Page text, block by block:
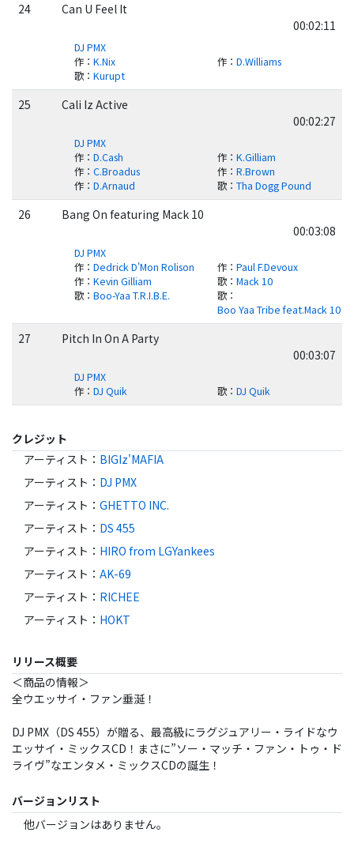
24
Can U Feel It
00:02:11
DJ PMX
作： K.Nix 作： D.Williams
歌： Kurupt
25
Cali Iz Active
00:02:27
DJ PMX
作： D.Cash 作： K.Gilliam
作： C.Broadus 作： R.Brown
作： D.Arnaud 歌： Tha Dogg Pound
26
Bang On featuring Mack 10
00:03:08
DJ PMX
作： Dedrick D'Mon Rolison 作： Paul F.Devoux
作： Kevin Gilliam 歌： Mack 10
歌： Boo-Yaa T.R.I.B.E. 歌：
Boo Yaa Tribe feat.Mack 10
27
Pitch In On A Party
00:03:07
DJ PMX
作： DJ Quik 歌： DJ Quik
クレジット
アーティスト ： BIGIz'MAFIA
アーティスト ： DJ PMX
アーティスト ： GHETTO INC.
アーティスト ： DS 455
アーティスト ： HIRO from LGYankees
アーティスト ： AK-69
アーティスト ： RICHEE
アーティスト ： HOKT
リリース概要
＜商品の情報＞
全ウエッサイ・ファン垂涎！
DJ PMX（DS 455）が贈る、最高級にラグジュアリー・ライドなウ
エッサイ・ミックスCD！まさに”ソー・マッチ・ファン・トゥ・ド
ライヴ”なエンタメ・ミックスCDの誕生！
バージョンリスト
他バージョンはありません。